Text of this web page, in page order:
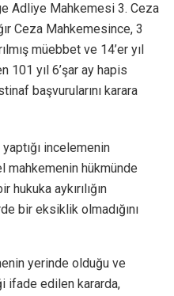
Adliye Mahkemesi 3. Ceza
Ceza Mahkemesince, 3
müebbet ve 14’er yıl
101 yıl 6’şar ay hapis
başvurularını karara
incelemenin
mahkemenin hükmünde
aykırılığın
bir eksiklik olmadığını
yerinde olduğu ve
ifade edilen kararda,